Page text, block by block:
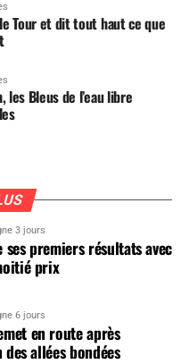
Tour et dit tout haut ce que
Bleus de l’eau libre
3 jours
ses premiers résultats avec
prix
6 jours
en route après
allées bondées